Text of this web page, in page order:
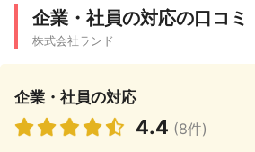
企業・社員の対応の口コミ
株式会社ランド
企業・社員の対応
4.4 (8件)